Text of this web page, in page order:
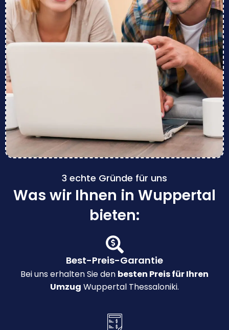
3 echte Gründe für uns
Was wir Ihnen in Wuppertal
bieten:
Best-Preis-Garantie
Bei uns erhalten Sie den besten Preis für Ihren
Umzug Wuppertal Thessaloniki.